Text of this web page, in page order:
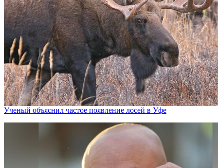
Ученый объяснил частое появление лосей в Уфе